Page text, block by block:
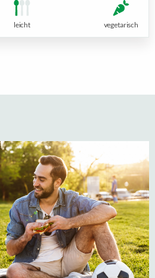
leicht vegetarisch